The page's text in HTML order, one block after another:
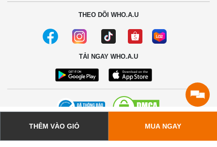
THÊM VÀO GIỎ MUA NGAY
THEO DÕI WHO.A.U
TẢI NGAY WHO.A.U
© 2020 - Bản quyền thuộc về Công ty TNHH TC Commerce